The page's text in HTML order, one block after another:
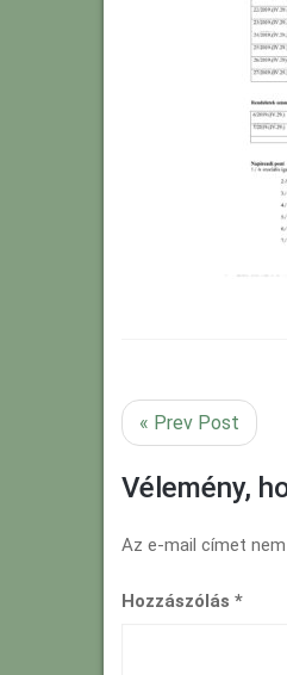
« Prev Post
Vélemény,
Az e-mail címet
Hozzászólás *